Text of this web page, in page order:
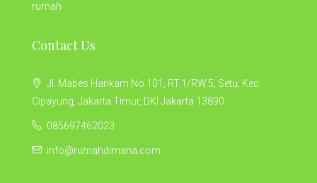
rumah
Contact Us
Jl. Mabes Hankam No.101, RT.1/RW.5, Setu, Kec.
Cipayung, Jakarta Timur, DKI Jakarta 13890
085697462023
info@rumahdimana.com